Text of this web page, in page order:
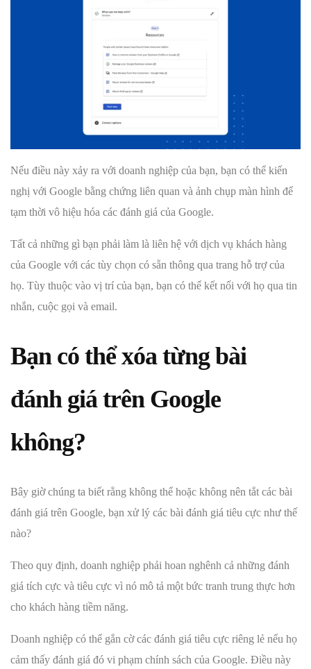
Nếu điều này xảy ra với doanh nghiệp của bạn, bạn có thể kiến
nghị với Google bằng chứng liên quan và ảnh chụp màn hình để
tạm thời vô hiệu hóa các đánh giá của Google.
Tất cả những gì bạn phải làm là liên hệ với dịch vụ khách hàng
của Google với các tùy chọn có sẵn thông qua trang hỗ trợ của
họ. Tùy thuộc vào vị trí của bạn, bạn có thể kết nối với họ qua tin
nhắn, cuộc gọi và email.
Bạn có thể xóa từng bài
đánh giá trên Google
không?
Bây giờ chúng ta biết rằng không thể hoặc không nên tắt các bài
đánh giá trên Google, bạn xử lý các bài đánh giá tiêu cực như thế
nào?
Theo quy định, doanh nghiệp phải hoan nghênh cả những đánh
giá tích cực và tiêu cực vì nó mô tả một bức tranh trung thực hơn
cho khách hàng tiềm năng.
Doanh nghiệp có thể gắn cờ các đánh giá tiêu cực riêng lẻ nếu họ
cảm thấy đánh giá đó vi phạm chính sách của Google. Điều này